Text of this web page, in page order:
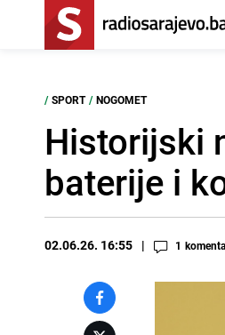
/ SPORT / NOGOMET
Historijski
baterije i
02.06.26. 16:55 1